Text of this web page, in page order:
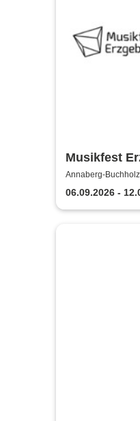
Musikfest
KlangWelten
Annaberg-
06.09.2026 -